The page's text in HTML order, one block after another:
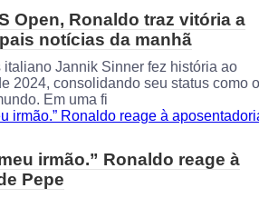
Open, Ronaldo traz vitória a
notícias da manhã
italiano Jannik Sinner fez história ao
2024, consolidando seu status como o
Em uma fi
irmão.” Ronaldo reage à
Pepe